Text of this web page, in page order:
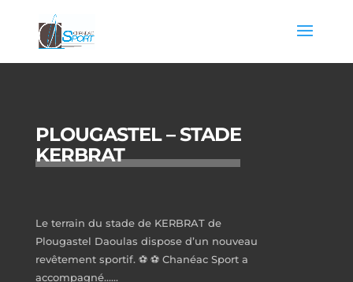
PLOUGASTEL – STADE
KERBRAT
Le terrain du stade de KERBRAT de
Plougastel Daoulas dispose d’un nouveau
revêtement sportif. ⚽ ⚽ Chanéac Sport a
accompagné…...